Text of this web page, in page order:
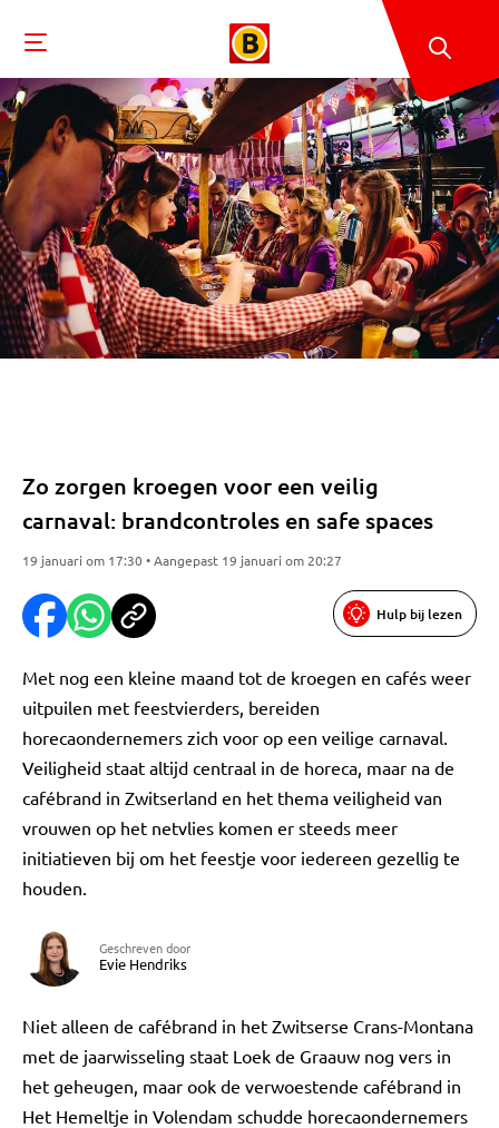
Zo zorgen kroegen voor een veilig
carnaval: brandcontroles en safe spaces
19 januari om 17:30 • Aangepast 19 januari om 20:27
Hulp bij lezen
Met nog een kleine maand tot de kroegen en cafés weer
uitpuilen met feestvierders, bereiden
horecaondernemers zich voor op een veilige carnaval.
Veiligheid staat altijd centraal in de horeca, maar na de
cafébrand in Zwitserland en het thema veiligheid van
vrouwen op het netvlies komen er steeds meer
initiatieven bij om het feestje voor iedereen gezellig te
houden.
Geschreven door
Evie Hendriks
Niet alleen de cafébrand in het Zwitserse Crans-Montana
met de jaarwisseling staat Loek de Graauw nog vers in
het geheugen, maar ook de verwoestende cafébrand in
Het Hemeltje in Volendam schudde horecaondernemers